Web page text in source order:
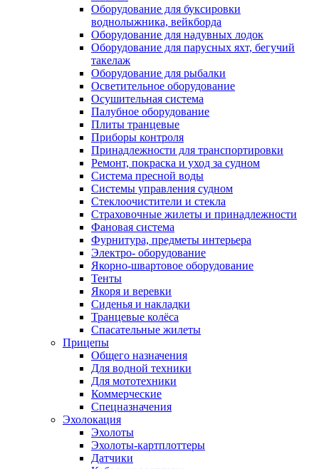
Оборудование для буксировки
воднолыжника, вейкборда
Оборудование для надувных лодок
Оборудование для парусных яхт, бегучий
такелаж
Оборудование для рыбалки
Осветительное оборудование
Осушительная система
Палубное оборудование
Плиты транцевые
Приборы контроля
Принадлежности для транспортировки
Ремонт, покраска и уход за судном
Система пресной воды
Системы управления судном
Стеклоочистители и стекла
Страховочные жилеты и принадлежности
Фановая система
Фурнитура, предметы интерьера
Электро- оборудование
Якорно-швартовое оборудование
Тенты
Якоря и веревки
Сиденья и накладки
Транцевые колёса
Спасательные жилеты
Прицепы
Общего назначения
Для водной техники
Для мототехники
Коммерческие
Спецназначения
Эхолокация
Эхолоты
Эхолоты-картплоттеры
Датчики